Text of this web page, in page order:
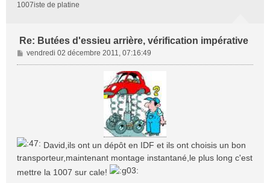
1007iste de platine
Re: Butées d'essieu arrière, vérification impérative
M
e
vendredi 02 décembre 2011, 07:16:49
David,ils ont un dépôt en IDF et ils ont choisis un bon
transporteur,maintenant montage instantané,le plus long c'est
mettre la 1007 sur cale!